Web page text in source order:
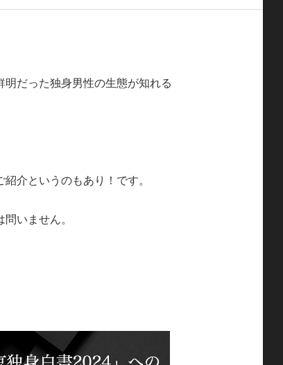
だった独身男性の生態が知れる
介というのもあり！です。
いません。